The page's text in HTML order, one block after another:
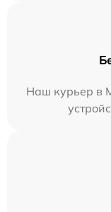
Наш курьер в